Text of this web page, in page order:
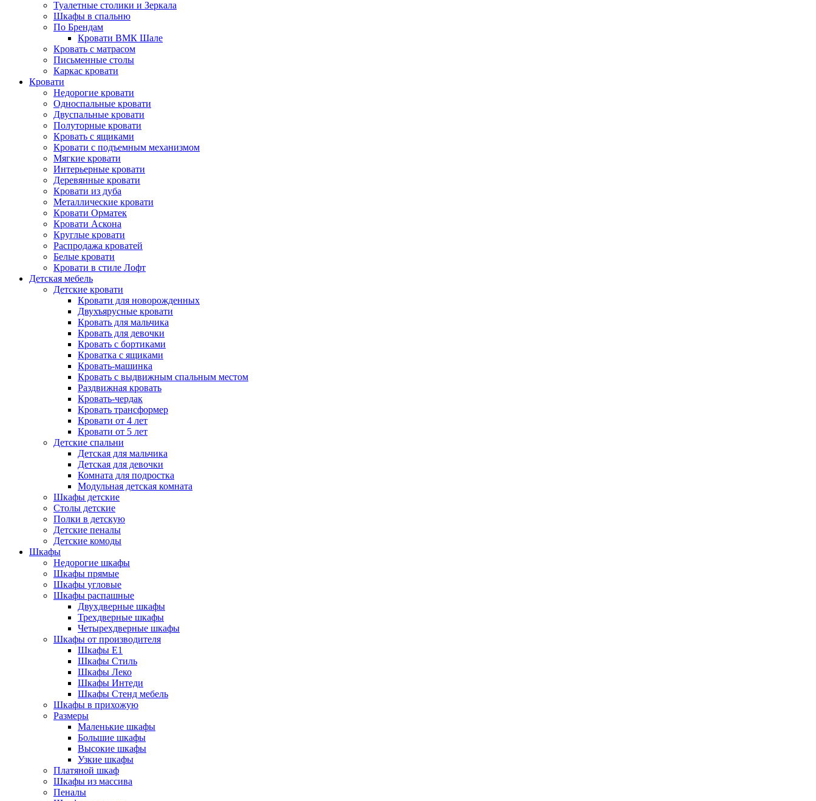
Туалетные столики и Зеркала
Шкафы в спальню
По Брендам
Кровати ВМК Шале
Кровать с матрасом
Письменные столы
Каркас кровати
Кровати
Недорогие кровати
Односпальные кровати
Двуспальные кровати
Полуторные кровати
Кровать с ящиками
Кровати с подъемным механизмом
Мягкие кровати
Интерьерные кровати
Деревянные кровати
Кровати из дуба
Металлические кровати
Кровати Орматек
Кровати Аскона
Круглые кровати
Распродажа кроватей
Белые кровати
Кровати в стиле Лофт
Детская мебель
Детские кровати
Кровати для новорожденных
Двухъярусные кровати
Кровать для мальчика
Кровать для девочки
Кровать с бортиками
Кроватка с ящиками
Кровать-машинка
Кровать с выдвижным спальным местом
Раздвижная кровать
Кровать-чердак
Кровать трансформер
Кровати от 4 лет
Кровати от 5 лет
Детские спальни
Детская для мальчика
Детская для девочки
Комната для подростка
Модульная детская комната
Шкафы детские
Столы детские
Полки в детскую
Детские пеналы
Детские комоды
Шкафы
Недорогие шкафы
Шкафы прямые
Шкафы угловые
Шкафы распашные
Двухдверные шкафы
Трехдверные шкафы
Четырехдверные шкафы
Шкафы от производителя
Шкафы E1
Шкафы Стиль
Шкафы Леко
Шкафы Интеди
Шкафы Стенд мебель
Шкафы в прихожую
Размеры
Маленькие шкафы
Большие шкафы
Высокие шкафы
Узкие шкафы
Платяной шкаф
Шкафы из массива
Пеналы